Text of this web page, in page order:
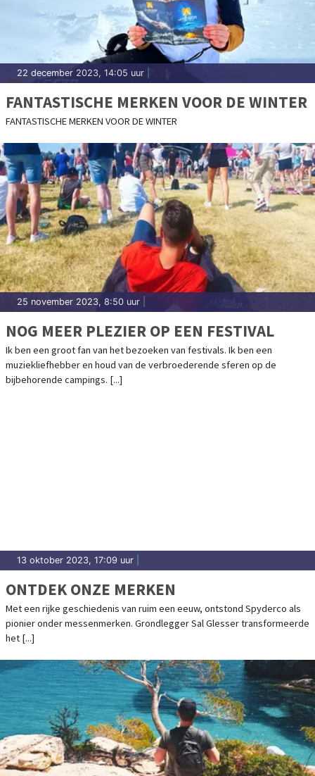
22 december 2023, 14:05 uur
FANTASTISCHE MERKEN VOOR DE WINTER
FANTASTISCHE MERKEN VOOR DE WINTER
25 november 2023, 8:50 uur
NOG MEER PLEZIER OP EEN FESTIVAL
Ik ben een groot fan van het bezoeken van festivals. Ik ben een
muziekliefhebber en houd van de verbroederende sferen op de
bijbehorende campings. [...]
13 oktober 2023, 17:09 uur
ONTDEK ONZE MERKEN
Met een rijke geschiedenis van ruim een eeuw, ontstond Spyderco als
pionier onder messenmerken. Grondlegger Sal Glesser transformeerde
het [...]